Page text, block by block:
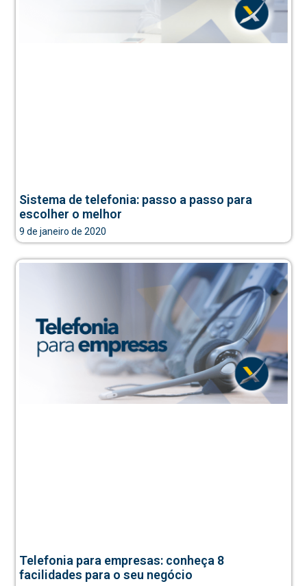
Sistema de telefonia: passo a passo para
escolher o melhor
9 de janeiro de 2020
Telefonia para empresas: conheça 8
facilidades para o seu negócio